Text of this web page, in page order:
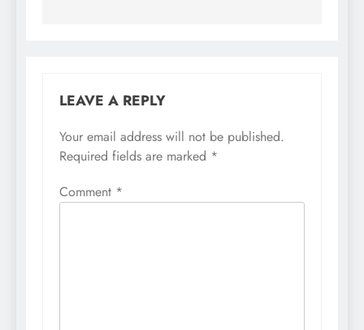
LEAVE A REPLY
Your email address will not be published.
Required fields are marked *
Comment *